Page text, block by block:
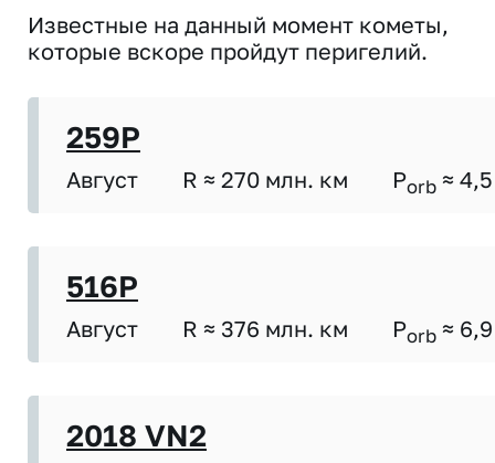
Известные на данный момент кометы,
которые вскоре пройдут перигелий.
259P
Август R ≈ 270 млн. км Porb ≈ 4,5
516P
Август R ≈ 376 млн. км Porb ≈ 6,9
2018 VN2